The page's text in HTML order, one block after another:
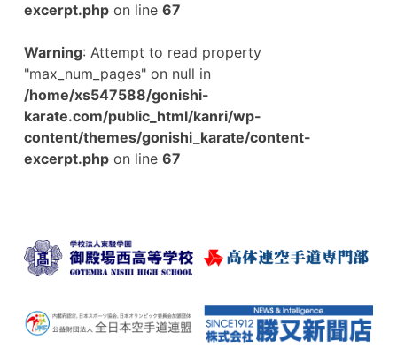
excerpt.phpon line 67
Warning: Attempt to read property
"max_num_pages" on null in
/home/xs547588/gonishi-
karate.com/public_html/kanri/wp-
content/themes/gonishi_karate/content-
excerpt.phpon line 67